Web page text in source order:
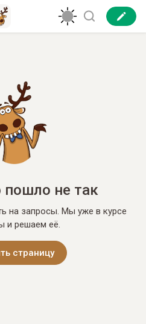
пошло не так
на запросы. Мы уже в курсе
и решаем её.
страницу